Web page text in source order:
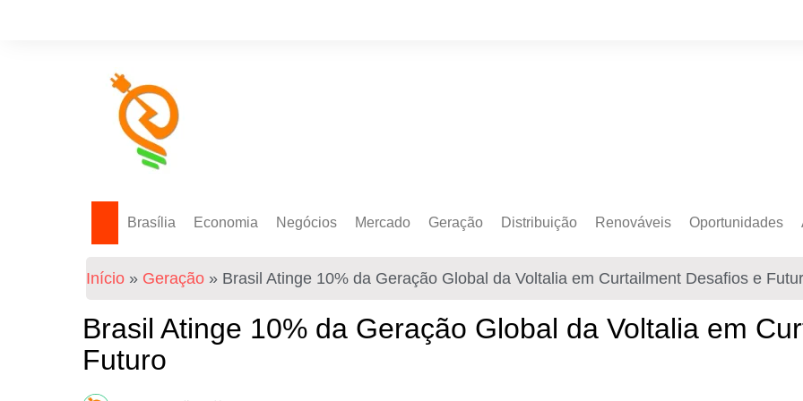
Brasília Economia
Tecnologia
Negócios
Empresas
Investimentos
Mercado
Mercado Livre
Geração
Autoprodução
Eólica
Distribuição Renováveis
Sustentabilidade
Hidrogênio Verde
Oportunidades
Emprego
Início » Geração » Brasil Atinge 10% da Geração Global da Voltalia em Curtailment Desafios e
Brasil Atinge 10% da Geração Global da Voltalia em
Futuro